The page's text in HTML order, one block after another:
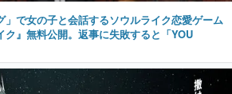
」で女の子と会話するソウルライク恋愛ゲーム
ク』無料公開。返事に失敗すると「YOU